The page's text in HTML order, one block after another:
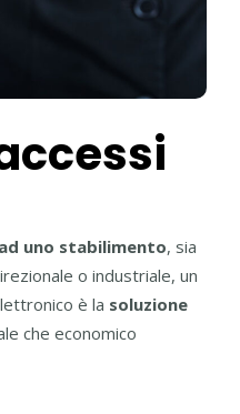
uno stabilimento, sia
o industriale, un
è la soluzione
che economico